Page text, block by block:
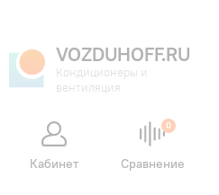
VOZDUHOFF.RU
Кондиционеры и
вентиляция
Кабинет
0
Сравнение